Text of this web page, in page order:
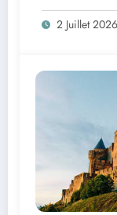
2 Juillet 2026